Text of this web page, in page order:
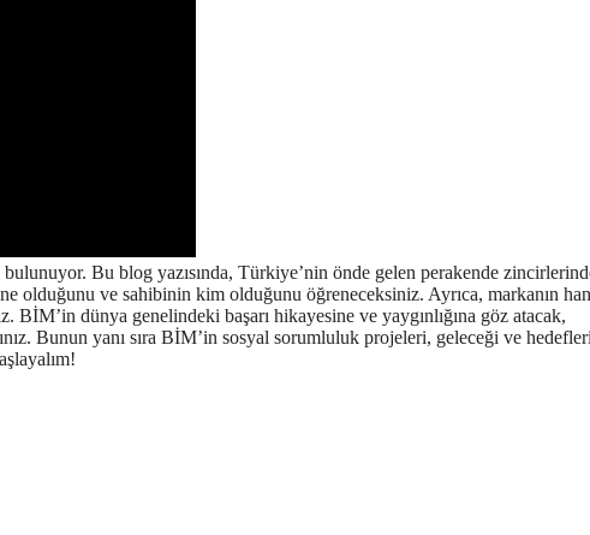
Bu blog yazısında, Türkiye’nin önde gelen perakende
olduğunu ve sahibinin kim olduğunu öğreneceksiniz. Ayrıca, markanın
dünya genelindeki başarı hikayesine ve yaygınlığına göz atacak,
Bunun yanı sıra BİM’in sosyal sorumluluk projeleri, geleceği ve